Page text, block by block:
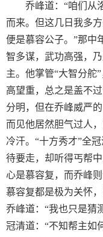
乔峰道：“咱们从
而来。但这几日我多
便是慕容公子。”那中
智多谋，武功高强，
主。他掌管“大智分舵
高望重，总之是盖不
分明，但在乔峰威严
而见他居然胆气过人
冷汗。“十方秀才”全
待要走，却听得丐帮
心是慕容复，而乔峰
慕容复都是极为关怀
乔峰道：“我也只是猜
冠清道：“不知帮主如